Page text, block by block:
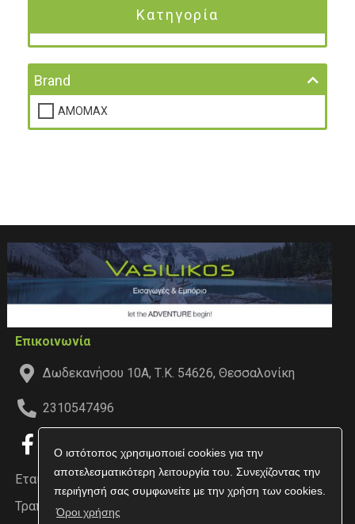
Ο ιστότοπος χρησιμοποιεί cookies για την
αποτελεσματικότερη λειτουργία του. Συνεχίζοντας την
περιήγησή σας συμφωνείτε με την χρήση των cookies.
Όροι χρήσης
Κατηγορία
Brand
AMOMAX
Επικοινωνία
Δωδεκανήσου 10Α, Τ.Κ. 54626, Θεσσαλονίκη
2310547496
Εταιρεία
Τραπεζικοί Λογαριασμοί